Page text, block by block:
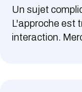
Un sujet
L'approche est
interaction.